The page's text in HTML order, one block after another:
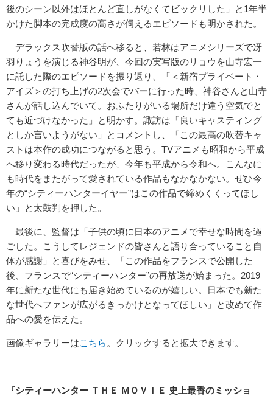
後のシーン以外はほとんど直しがなくてビックリした」と1年半
かけた脚本の完成度の高さが伺えるエピソードも明かされた。
デラックス吹替版の話へ移ると、若林はアニメシリーズで冴
羽りょうを演じる神谷明が、今回の実写版のリョウを山寺宏一
に託した際のエピソードを振り返り、「＜新宿プライベート・
アイズ＞の打ち上げの2次会でバーに行った時、神谷さんと山寺
さんが話し込んでいて。おふたりがいる場所だけ違う空気でと
ても近づけなかった」と明かす。諏訪は「良いキャスティング
としか言いようがない」とコメントし、「この最高の吹替キャ
ストは本作の成功につながると思う。TVアニメも昭和から平成
へ移り変わる時代だったが、今年も平成から令和へ。こんなに
も時代をまたがって愛されている作品もなかなかない。ぜひ今
年の“シティーハンターイヤー”はこの作品で締めくくってほし
い」と太鼓判を押した。
最後に、監督は「子供の頃に日本のアニメで幸せな時間を過
ごした。こうしてレジェンドの皆さんと語り合っていること自
体が感謝」と喜びをみせ、「この作品をフランスで公開した
後、フランスで“シティーハンター”の再放送が始まった。2019
年に新たな世代にも届き始めているのが嬉しい。日本でも新た
な世代へファンが広がるきっかけとなってほしい」と改めて作
品への愛を伝えた。
画像ギャラリーはこちら 。クリックすると拡大できます。
『シティーハンター ＴＨＥ ＭＯＶＩＥ 史上最香のミッショ